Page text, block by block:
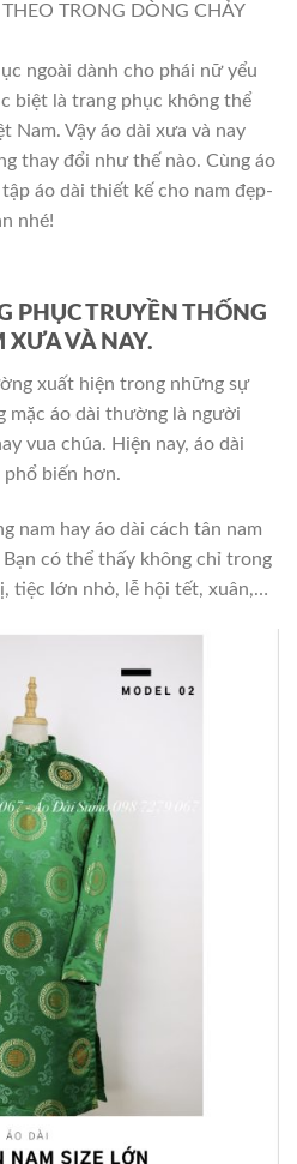
TRONG DÒNG CHẢY
ngoài dành cho phái nữ yểu
biệt là trang phục không thể
Nam. Vậy áo dài xưa và nay
thay đổi như thế nào. Cùng áo
áo dài thiết kế cho nam đẹp-
nhé!
PHỤC TRUYỀN THỐNG
XƯA VÀ NAY.
xuất hiện trong những sự
mặc áo dài thường là người
vua chúa. Hiện nay, áo dài
biến hơn.
nam hay áo dài cách tân nam
có thể thấy không chỉ trong
tiệc lớn nhỏ, lễ hội tết, xuân,…